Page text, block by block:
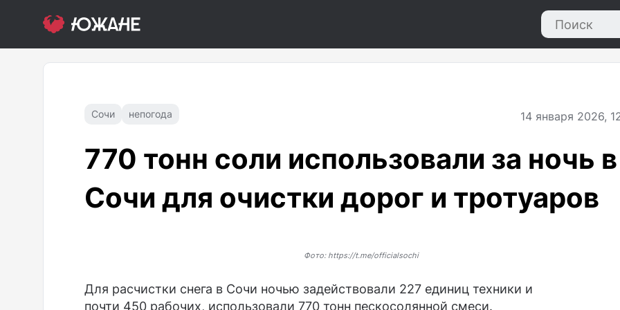
Сочи непогода 14 января 2026,
770 тонн соли использовали за ночь в
Сочи для очистки дорог и тротуаров
Фото: https://t.me/officialsochi
Для расчистки снега в Сочи ночью задействовали 227 единиц техники и
почти 450 рабочих, использовали 770 тонн пескосолянной смеси.